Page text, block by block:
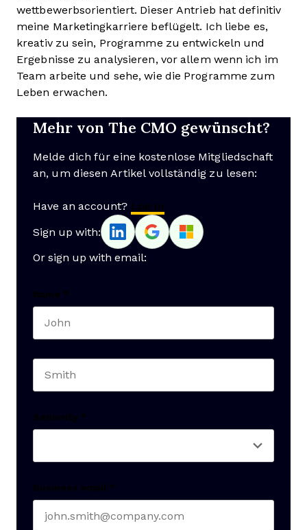
wettbewerbsorientiert. Dieser Antrieb hat definitiv
meine Marketingkarriere beflügelt. Ich liebe es,
kreativ zu sein, Programme zu entwickeln und
Ergebnisse zu analysieren, vor allem wenn ich im
Team arbeite und sehe, wie die Programme zum
Leben erwachen.
Mehr von The CMO gewünscht?
Melde dich für eine kostenlose Mitgliedschaft
an, um diesen Artikel vollständig zu lesen:
Have an account? Log In
Sign up with:
Or sign up with email:
Name *
Seniority *
Business email *